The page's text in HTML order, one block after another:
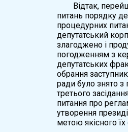
Відтак,
питань порядку
процедурних
депутатський
злагоджено і
погодженням з
депутатських
обрання
ради було знято
третього
питання про
утворення
метою якісного